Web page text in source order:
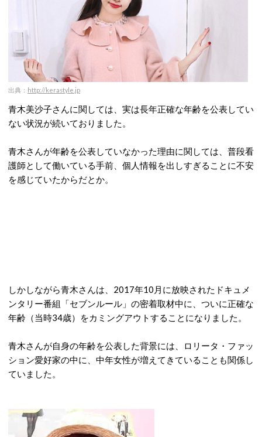
出典： http://kerastyle.jp
青木美沙子さんに関しては、実は長年正確な年齢を公表してい
ない状況が続いておりました。
青木さんが年齢を公表していなかった理由に関しては、普段看
護師として働いている手前、個人情報を出しすぎることに不安
を感じていたからだとか。
しかしながら青木さんは、2017年10月に放映されたドキュメ
ンタリー番組「セブンルール」の密着取材中に、ついに正確な
年齢（当時34歳）をカミングアウトすることになりました。
青木さんが自身の年齢を公表した背景には、ロリータ・ファッ
ション愛好家の中に、中年女性が増えてきていることも関係し
ていました。